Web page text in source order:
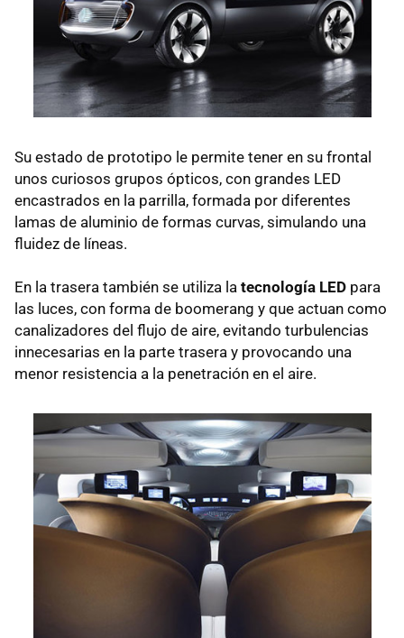
Su estado de prototipo le permite tener en su frontal
unos curiosos grupos ópticos, con grandes LED
encastrados en la parrilla, formada por diferentes
lamas de aluminio de formas curvas, simulando una
fluidez de líneas.
En la trasera también se utiliza la tecnología LED para
las luces, con forma de boomerang y que actuan como
canalizadores del flujo de aire, evitando turbulencias
innecesarias en la parte trasera y provocando una
menor resistencia a la penetración en el aire.